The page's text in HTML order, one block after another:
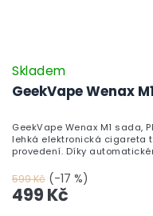
GeekVape Wenax
Skladem
599 Kč (-17 %)
499 Kč
GeekVape Wenax M1 sada,
lehká elektronická cigareta
provedení. Díky
a spolehlivé baterii je
pohodlné vapování bez